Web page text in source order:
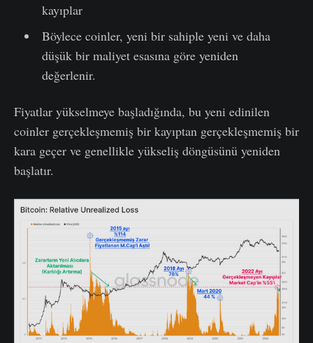
kayıplar
Böylece coinler, yeni bir sahiple yeni ve daha
düşük bir maliyet esasına göre yeniden
değerlenir.
Fiyatlar yükselmeye başladığında, bu yeni edinilen
coinler gerçekleşmemiş bir kayıptan gerçekleşmemiş bir
kara geçer ve genellikle yükseliş döngüsünü yeniden
başlatır.